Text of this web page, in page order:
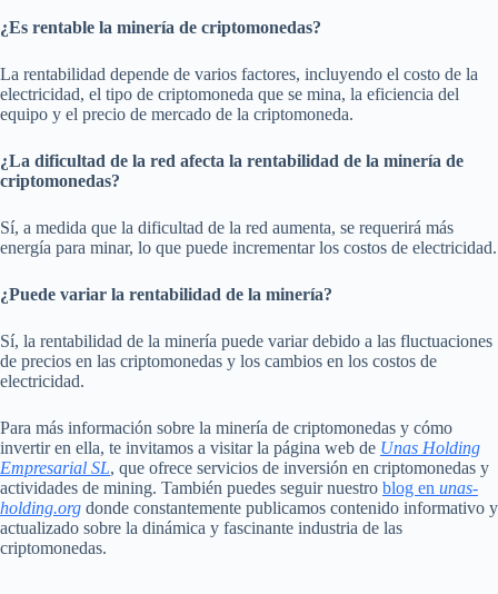
¿Es rentable la minería de criptomonedas?
La rentabilidad depende de varios factores, incluyendo el costo de la
electricidad, el tipo de criptomoneda que se mina, la eficiencia del
equipo y el precio de mercado de la criptomoneda.
¿La dificultad de la red afecta la rentabilidad de la minería de
criptomonedas?
Sí, a medida que la dificultad de la red aumenta, se requerirá más
energía para minar, lo que puede incrementar los costos de electricidad.
¿Puede variar la rentabilidad de la minería?
Sí, la rentabilidad de la minería puede variar debido a las fluctuaciones
de precios en las criptomonedas y los cambios en los costos de
electricidad.
Para más información sobre la minería de criptomonedas y cómo
invertir en ella, te invitamos a visitar la página web de Unas Holding
Empresarial SL, que ofrece servicios de inversión en criptomonedas y
actividades de mining. También puedes seguir nuestro blog en unas-
holding.org donde constantemente publicamos contenido informativo y
actualizado sobre la dinámica y fascinante industria de las
criptomonedas.